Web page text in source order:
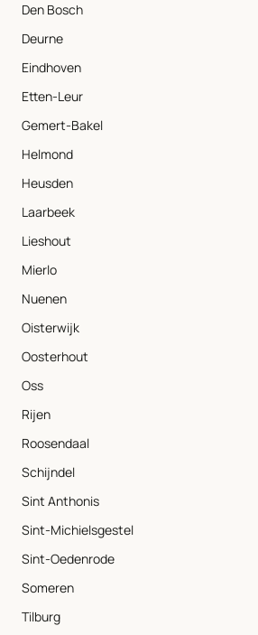
Den Bosch
Deurne
Eindhoven
Etten-Leur
Gemert-Bakel
Helmond
Heusden
Laarbeek
Lieshout
Mierlo
Nuenen
Oisterwijk
Oosterhout
Oss
Rijen
Roosendaal
Schijndel
Sint Anthonis
Sint-Michielsgestel
Sint-Oedenrode
Someren
Tilburg